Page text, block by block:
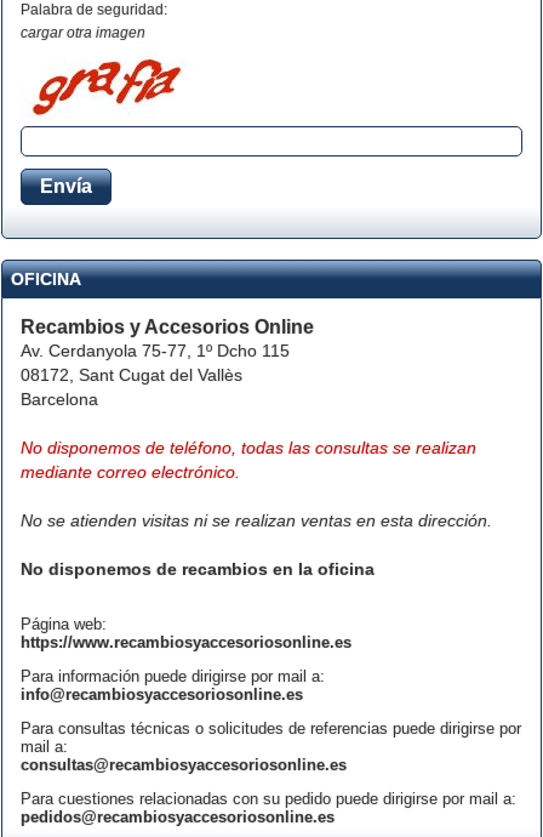
Palabra de seguridad:
cargar otra imagen
OFICINA
Recambios y Accesorios Online
Av. Cerdanyola 75-77, 1º Dcho 115
08172, Sant Cugat del Vallès
Barcelona
No disponemos de teléfono, todas las consultas se realizan
mediante correo electrónico.
No se atienden visitas ni se realizan ventas en esta dirección.
No disponemos de recambios en la oficina
Página web:
https://www.recambiosyaccesoriosonline.es
Para información puede dirigirse por mail a:
info@recambiosyaccesoriosonline.es
Para consultas técnicas o solicitudes de referencias puede dirigirse por
mail a:
consultas@recambiosyaccesoriosonline.es
Para cuestiones relacionadas con su pedido puede dirigirse por mail a:
pedidos@recambiosyaccesoriosonline.es